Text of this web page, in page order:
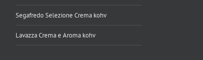
Segafredo Selezione Crema kohv
Lavazza Crema e Aroma kohv